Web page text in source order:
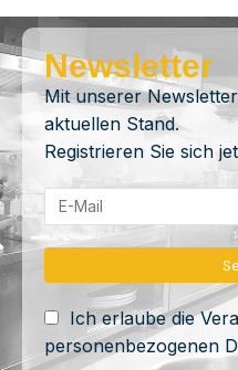
Newsletter
Mit unserer
aktuellen Stand.
Registrieren Sie sich
Ich erlaube die
personenbezogenen